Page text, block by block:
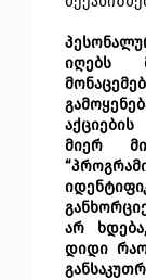
იღებს
მიერ
არ
დიდი